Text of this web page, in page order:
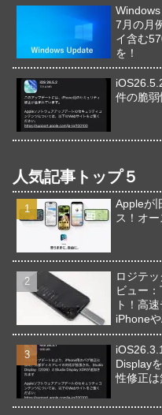
7月の月
イ含む
を！
件の脆弱
人気記事トップ５
Appleが
ス！オ
ロジテ
ビュー
ト！高
iPhone
Display
性修正は